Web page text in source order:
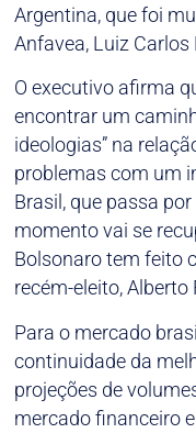
Argentina, que foi
Anfavea, Luiz Carlos
O executivo afirma
encontrar um
ideologias” na
problemas com um
Brasil, que passa
momento vai se
Bolsonaro tem feito
recém-eleito, Alberto
Para o mercado
continuidade da
projeções de
mercado financeiro